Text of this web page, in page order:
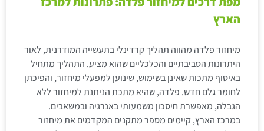
הארץ
מיחזור פלדה מהווה תהליך קרדינלי בתעשייה המודרנית, לאור
היתרונות הסביבתיים והכלכליים שהוא מציע. התהליך מתחיל
באיסוף מתכות שאינן בשימוש, שינוען למפעלי מיחזור, והפיכתן
לחומר גלם חדש. פלדה, שהיא מתכת הניתנת למיחזור ללא
הגבלה, מאפשרת חיסכון משמעותי באנרגיה ובמשאבים.
במרכז הארץ, קיימים מספר מתקנים המקדמים את מיחזור